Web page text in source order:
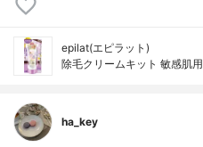
epilat(エピラット)
除毛クリームキット 敏感肌用
ha_key